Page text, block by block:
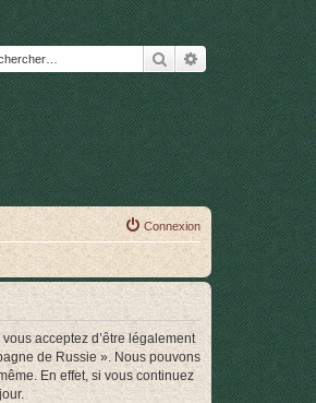
RechercherRecherche
Connexion
acceptez d’être légalement
de Russie ». Nous pouvons
En effet, si vous continuez